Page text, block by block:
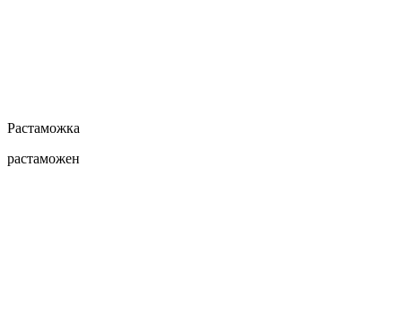
Растаможка
растаможен